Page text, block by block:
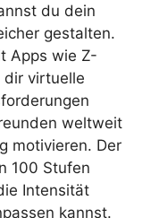
du dein
gestalten.
Apps wie Z-
virtuelle
weltweit
motivieren. Der
100 Stufen
Intensität
kannst.